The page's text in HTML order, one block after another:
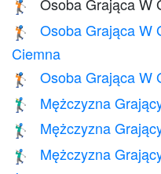
🏌🏽 Osoba Grająca W
🏌🏾
Osoba Grająca W
Ciemna
🏌🏿 Osoba Grająca W
🏌️‍♂️ Mężczyzna
🏌🏻‍♂️ Mężczyzna
🏌🏼‍♂️
Mężczyzna